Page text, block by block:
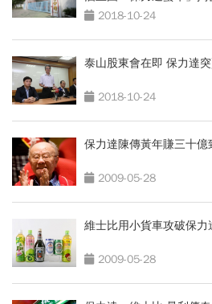
2018-10-24
泰山股東會在即 保力達
2018-10-24
保力達陳傳黃年賺三十億
2009-05-28
維士比用小貨車攻破保力
2009-05-28